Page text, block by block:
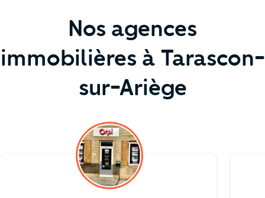
Nos agences
immobilières à Tarascon-
sur-Ariège